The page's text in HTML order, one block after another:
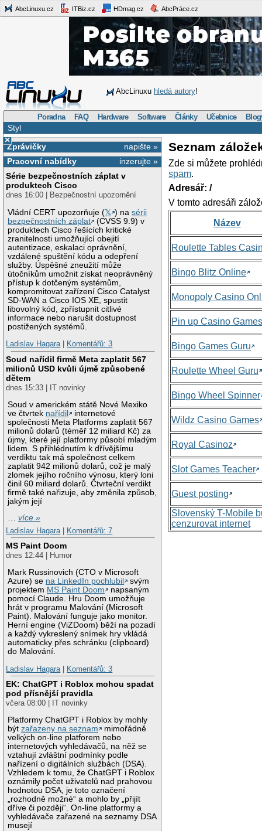
AbcLinuxu.cz ITBiz.cz HDmag.cz AbcPráce.cz
AbcLinuxu hledá autory!
Poradna FAQ Hardware Software Články Učebnice
Styl
×
napište »
Zprávičky
inzerujte »
Pracovní nabídky
Série bezpečnostních záplat v
produktech Cisco
dnes 16:00 | Bezpečnostní upozornění
Vládní CERT upozorňuje (𝕏 ) nasérii
bezpečnostních záplat
(CVSS 9.9) v
produktech Cisco řešících kritické
zranitelnosti umožňující obejití
autentizace, eskalaci oprávnění,
vzdálené spuštění kódu a odepření
služby. Úspěšné zneužití může
útočníkům umožnit získat neoprávněný
přístup k dotčeným systémům,
kompromitovat zařízení Cisco Catalyst
SD-WAN a Cisco IOS XE, spustit
libovolný kód, zpřístupnit citlivé
informace nebo narušit dostupnost
postižených systémů.
Ladislav Hagara| Komentářů: 3
Soud nařídil firmě Meta zaplatit 567
milionů USD kvůli újmě způsobené
dětem
dnes 15:33 | IT novinky
Soud v americkém státě Nové Mexiko
ve čtvrtek nařídil
internetové
společnosti Meta Platforms zaplatit 567
milionů dolarů (téměř 12 miliard Kč) za
újmy, které její platformy působí mladým
lidem. S přihlédnutím k dřívějšímu
verdiktu tak má společnost celkem
zaplatit 942 milionů dolarů, což je malý
zlomek jejího ročního výnosu, který loni
činil 60 miliard dolarů. Čtvrteční verdikt
firmě také nařizuje, aby změnila způsob,
jakým její
…více »
Ladislav Hagara
Komentářů: 7
MS Paint Doom
dnes 12:44 | Humor
Mark Russinovich (CTO v Microsoft
Azure) se na LinkedIn pochlubil
svým
projektem MS Paint Doom
napsaným
pomocí Claude. Hru Doom umožňuje
hrát v programu Malování (Microsoft
Paint). Malování funguje jako monitor.
Herní engine (ViZDoom) běží na pozadí
a každý vykreslený snímek hry vkládá
automaticky přes schránku (clipboard)
do Malování.
Ladislav Hagara
Komentářů: 3
EK: ChatGPT i Roblox mohou spadat
pod přísnější pravidla
včera 08:00 | IT novinky
Platformy ChatGPT i Roblox by mohly
býtzařazeny na seznam
mimořádně
velkých on-line platforem nebo
internetových vyhledávačů, na něž se
vztahují zvláštní podmínky podle
nařízení o digitálních službách (DSA).
Vzhledem k tomu, že ChatGPT i Roblox
oznámily počet uživatelů nad prahovou
hodnotou DSA, je toto označení
„rozhodně možné“ a mohlo by „přijít
dříve či později“. On-line platformy a
vyhledávače zařazené na seznamy DSA
musejí
Seznam
Zde si můžete
spam.
Adresář: /
V tomto adresáři
Název
Roulette Tables
Bingo Blitz Online
Monopoly Casino
Pin up Casino
Bingo Games Guru
Roulette Wheel Guru
Bingo Wheel Spinner
Wildz Casino Games
Royal Casinoz
Slot Games Teacher
Guest posting
Slovenský T-Mobile
cenzurovat internet